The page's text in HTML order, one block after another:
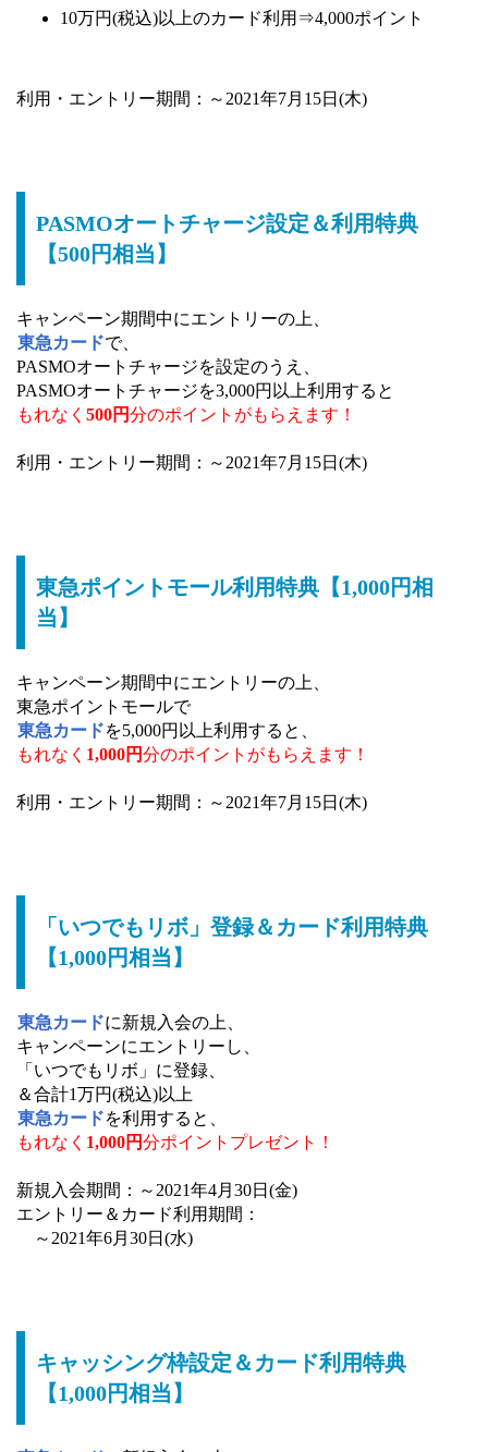
10万円(税込)以上のカード利用⇒4,000ポイント
利用・エントリー期間：～2021年7月15日(木)
PASMOオートチャージ設定＆利用特典
【500円相当】
キャンペーン期間中にエントリーの上、
東急カードで、
PASMOオートチャージを設定のうえ、
PASMOオートチャージを3,000円以上利用すると
もれなく 500円分のポイントがもらえます！
利用・エントリー期間：～2021年7月15日(木)
東急ポイントモール利用特典【1,000円相
当】
キャンペーン期間中にエントリーの上、
東急ポイントモールで
東急カードを5,000円以上利用すると、
もれなく 1,000円分のポイントがもらえます！
利用・エントリー期間：～2021年7月15日(木)
「いつでもリボ」登録＆カード利用特典
【1,000円相当】
東急カードに新規入会の上、
キャンペーンにエントリーし、
「いつでもリボ」に登録、
＆合計1万円(税込)以上
東急カードを利用すると、
もれなく 1,000円分ポイントプレゼント！
新規入会期間：～2021年4月30日(金)
エントリー＆カード利用期間：
～2021年6月30日(水)
キャッシング枠設定＆カード利用特典
【1,000円相当】